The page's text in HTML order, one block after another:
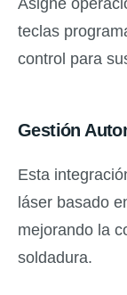
teclas
control para
Gestión
Esta
láser basado
mejorando la
soldadura.